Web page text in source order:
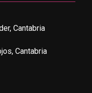
Cantabria
Cantabria